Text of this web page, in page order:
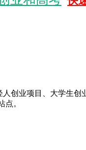
创业项目、大学生创
点。